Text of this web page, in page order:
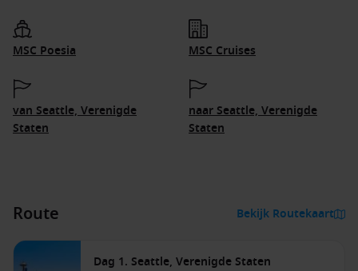
MSC Poesia MSC Cruises
van Seattle, Verenigde
Staten
naar Seattle, Verenigde
Staten
Route Bekijk Routekaart
Dag 1. Seattle, Verenigde Staten